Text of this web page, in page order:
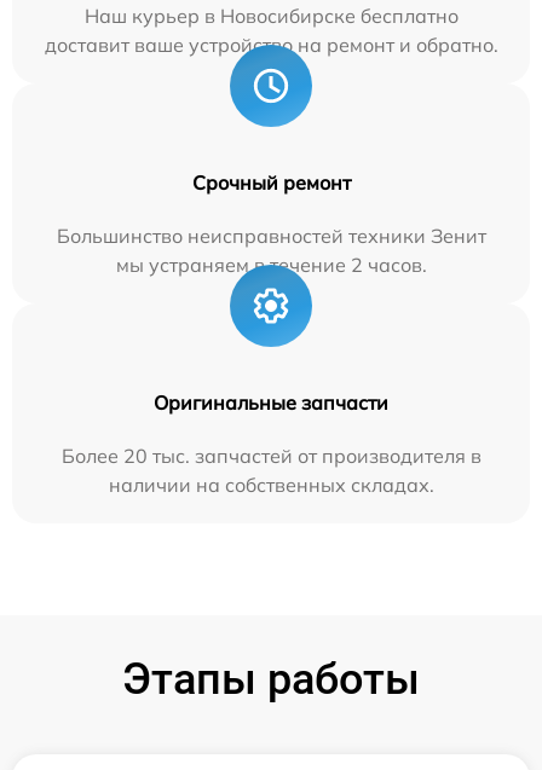
Наш курьер в Новосибирске бесплатно
доставит ваше устройство на ремонт и обратно.
Срочный ремонт
Большинство неисправностей техники Зенит
мы устраняем в течение 2 часов.
Оригинальные запчасти
Более 20 тыс. запчастей от производителя в
наличии на собственных складах.
Этапы работы